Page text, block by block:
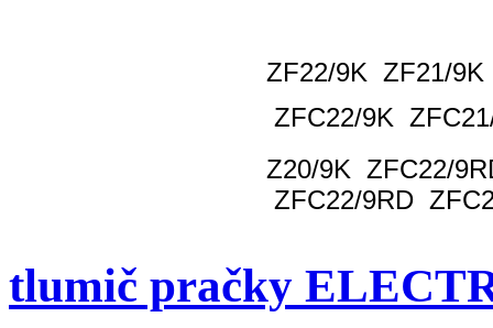
ZF22/9K ZF21/
ZFC22/9K
Z20/9K ZFC22/
ZFC22/9RD
tlumič pračky